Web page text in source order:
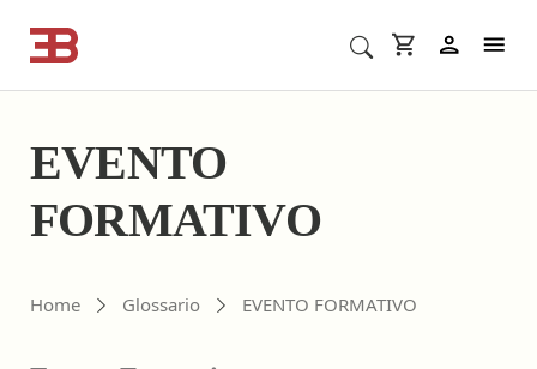
Cerca corsi ECM o altro
EVENTO
FORMATIVO
Home Glossario EVENTO FORMATIVO